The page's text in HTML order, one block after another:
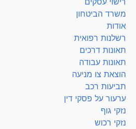
משרד הביטחון
אודות
רשלנות רפואית
תאונות דרכים
תאונות עבודה
הוצאת צו מניעה
תביעות רכב
ערעור על פסקי דין
נזקי גוף
נזקי רכוש